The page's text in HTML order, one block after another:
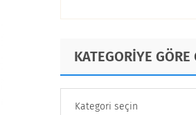
KATEGORİYE GÖRE
GÖRE